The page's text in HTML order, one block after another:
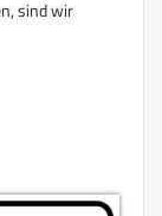
sind wir